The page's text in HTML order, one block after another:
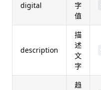
digital
字
值
description
描
述
文
字
趋